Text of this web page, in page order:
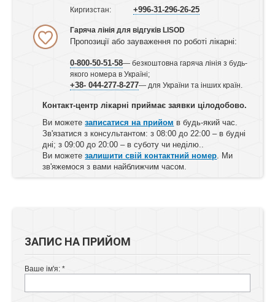
Киргизстан: +996-31-296-26-25
Гаряча лінія для відгуків LISOD
Пропозиції або зауваження по роботі лікарні:
0-800-50-51-58— безкоштовна гаряча лінія з будь-
якого номера в Україні;
+38- 044-277-8-277— для України та інших країн.
Контакт-центр лікарні приймає заявки цілодобово.
Ви можетезаписатися на прийом в будь-який час.
Зв'язатися з консультантом: з 08:00 до 22:00 – в будні
дні; з 09:00 до 20:00 – в суботу чи неділю..
Ви можетезалишити свій контактний номер. Ми
зв'яжемося з вами найближчим часом.
ЗАПИС НА ПРИЙОМ
Ваше ім'я: *